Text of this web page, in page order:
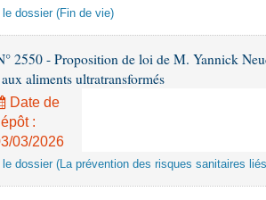
le dossier (Fin de vie)
2550 - Proposition de loi de M. Yannick
aliments ultratransformés
Date de
:
03/2026
le dossier (La prévention des risques sanitaires